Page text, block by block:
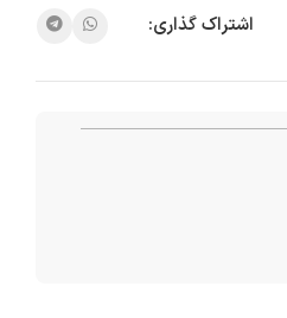
اشتراک گذاری: